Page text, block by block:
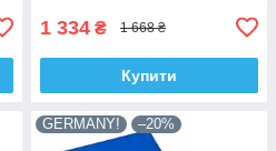
1 334 ₴ 1 668 ₴
Купити
GERMANY! –20%